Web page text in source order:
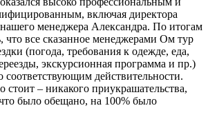
включая директора
менеджера Александра. По итогам
что все сказанное менеджерами Ом тур
(погода, требования к одежде, еда,
экскурсионная программа и пр.)
соответствующим действительности.
стоит – никакого приукрашательства,
было обещано, на 100% было